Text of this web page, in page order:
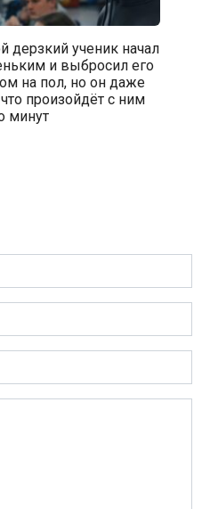
дерзкий ученик начал
и выбросил его
на пол, но он даже
произойдёт с ним
минут